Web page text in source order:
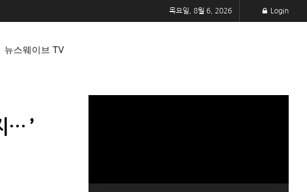
목요일, 8월 6, 2026 Login
뉴스웨이브 TV
… ’